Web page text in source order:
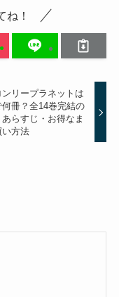
ね！
リープラネットは
冊？全14巻完結の
らすじ・お得なま
い方法